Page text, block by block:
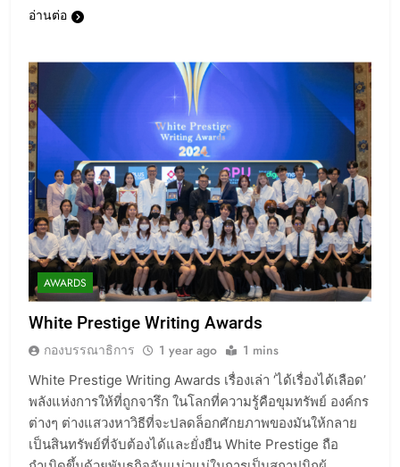
อ่านต่อ
AWARDS
White Prestige Writing Awards
กองบรรณาธิการ 1 year ago 1 mins
White Prestige Writing Awards เรื่องเล่า ‘ได้เรื่องได้เลือด’
พลังแห่งการให้ที่ถูกจารึก ในโลกที่ความรู้คือขุมทรัพย์ องค์กร
ต่างๆ ต่างแสวงหาวิธีที่จะปลดล็อกศักยภาพของมันให้กลาย
เป็นสินทรัพย์ที่จับต้องได้และยั่งยืน White Prestige ถือ